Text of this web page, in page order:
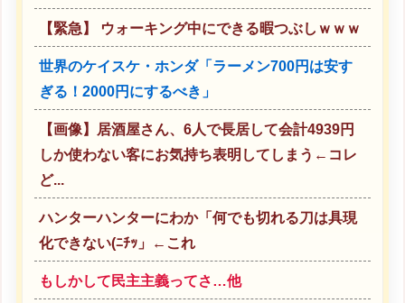
【緊急】 ウォーキング中にできる暇つぶしｗｗｗ
世界のケイスケ・ホンダ「ラーメン700円は安す
ぎる！2000円にするべき」
【画像】居酒屋さん、6人で長居して会計4939円
しか使わない客にお気持ち表明してしまう←コレ
ど...
ハンターハンターにわか「何でも切れる刀は具現
化できない(ﾆﾁｯ」←これ
もしかして民主主義ってさ…他